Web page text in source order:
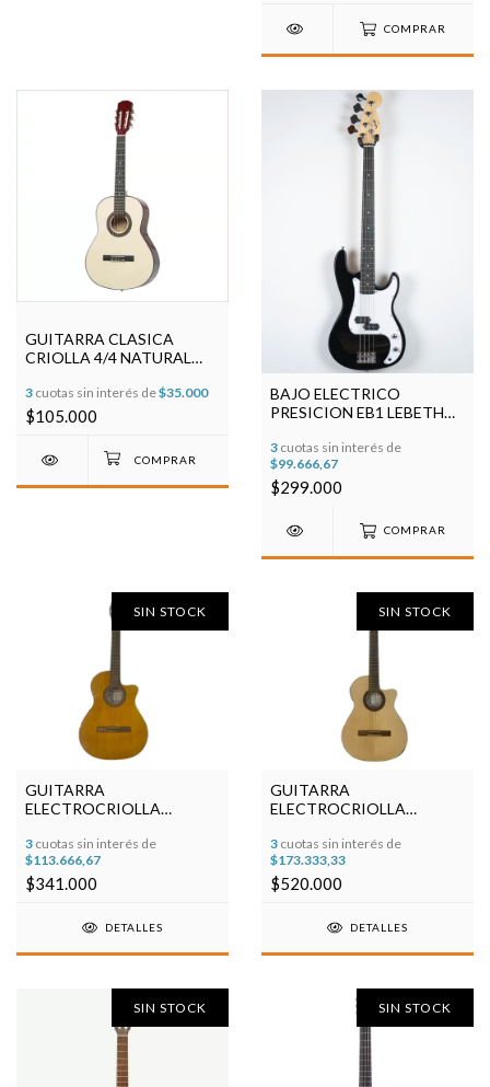
COMPRAR
GUITARRA CLASICA
CRIOLLA 4/4 NATURAL
3 cuotas sin interés de$35.000
$105.000
BAJO ELECTRICO
PRESICION EB1 LEBETH
3 cuotas sin interés de
$99.666,67
$299.000
COMPRAR
SIN STOCK
GUITARRA
ELECTROCRIOLLA
3 cuotas sin interés de
$113.666,67
$341.000
DETALLES
SIN STOCK
GUITARRA
ELECTROCRIOLLA
3 cuotas sin interés de
$173.333,33
$520.000
DETALLES
SIN STOCK SIN STOCK